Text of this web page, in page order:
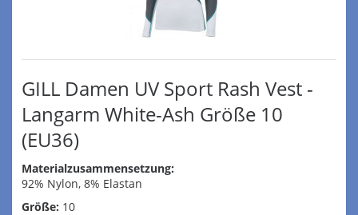
GILL Damen UV Sport Rash Vest -
Langarm White-Ash Größe 10
(EU36)
Materialzusammensetzung:
92% Nylon, 8% Elastan
Größe: 10